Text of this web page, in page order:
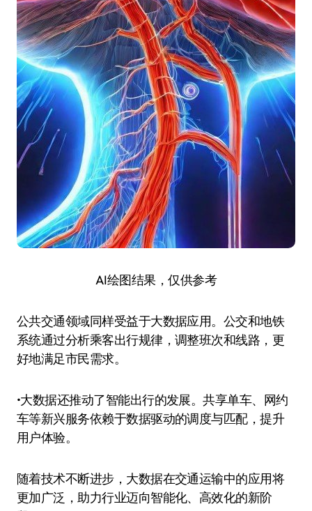
AI绘图结果，仅供参考
公共交通领域同样受益于大数据应用。公交和地铁
系统通过分析乘客出行规律，调整班次和线路，更
好地满足市民需求。
•大数据还推动了智能出行的发展。共享单车、网约
车等新兴服务依赖于数据驱动的调度与匹配，提升
用户体验。
随着技术不断进步，大数据在交通运输中的应用将
更加广泛，助力行业迈向智能化、高效化的新阶